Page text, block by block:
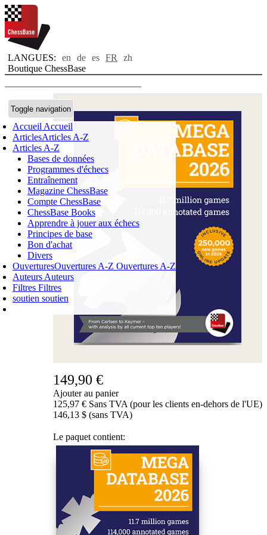
LANGUES: en de es FR
zh
Boutique ChessBase
Toggle navigation
Accueil Accueil
ArticlesArticles A-Z
Articles A-Z
Bases de données
Programmes d'échecs
Entraînement
Magazine ChessBase
Compte ChessBase
ChessBase Books
Apprendre à jouer aux échecs
Principes de base
Bon d'achat
Divers
OuverturesOuvertures A-Z Ouvertures A-Z
Auteurs Auteurs
Filtres Filtres
soutien soutien
Login
PANIER D'ACHATS
ARTICLE
✔
149,90 €
Ajouter au panier
125,97 € Sans TVA (pour les clients en-dehors de l'UE)
146,13 $ (sans TVA)
Le paquet contient:
GM
Wesley
So:
"For
major
part
my
career,
Chessbase
has